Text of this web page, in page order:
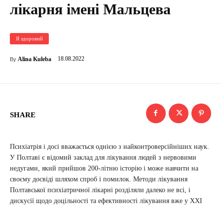
лікарня імені Мальцева
Я здоровий
By Alina Kuleba 18.08.2022
SHARE
Психіатрія і досі вважається однією з найконтроверсійніших наук.
У Полтаві є відомий заклад для лікування людей з нервовими
недугами, який прийшов 200-літню історію і може навчити на
своєму досвіді шляхом спроб і помилок. Методи лікування
Полтавської психіатричної лікарні розділяли далеко не всі, і
дискусії щодо доцільності та ефективності лікування вже у ХХІ